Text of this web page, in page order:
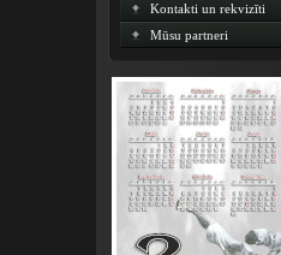
Kontakti un rekvizīti
Mūsu partneri